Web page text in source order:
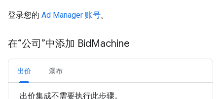
登录您的 Ad Manager 账号。
在“公司”中添加 BidMachine
出价 瀑布
出价集成不需要执行此步骤。